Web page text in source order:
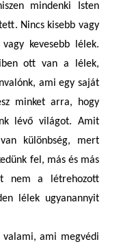
mindenki Isten
Nincs kisebb vagy
kevesebb lélek.
ott van a lélek,
ami egy saját
minket arra, hogy
lévő világot. Amit
különbség, mert
fel, más és más
nem a létrehozott
lélek ugyanannyit
valami, ami megvédi